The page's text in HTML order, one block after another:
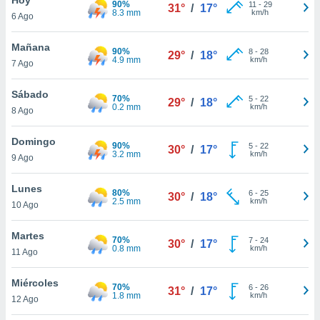
en
más
nuestra
de
cookies
aceptar
6 Ago
90%
8.3 mm
31° / 17° 11 - 29
km/h
Mañana
7 Ago
90%
4.9 mm
29° / 18° 8- 28
km/h
Sábado
8 Ago
70%
0.2 mm
29° / 18° 5- 22
km/h
Domingo
9 Ago
90%
3.2 mm
30° / 17° 5- 22
km/h
Lunes
10 Ago
80%
2.5 mm
30° / 18° 6- 25
km/h
Martes
11 Ago
70%
0.8 mm
30° / 17° 7- 24
km/h
Miércoles
12 Ago
70%
1.8 mm
31° / 17° 6- 26
km/h